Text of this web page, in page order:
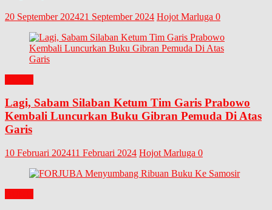
20 September 202421 September 2024 Hojot Marluga 0
Lagi, Sabam Silaban Ketum Tim Garis Prabowo
Kembali Luncurkan Buku Gibran Pemuda Di Atas
Garis
10 Februari 202411 Februari 2024 Hojot Marluga 0